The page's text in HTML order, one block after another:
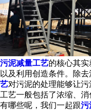
污泥减量工艺的核心其
以及利用创造条件。除
艺对污泥的处理能够让
工艺一般包括了浓缩、
有哪些呢，我们一起跟污